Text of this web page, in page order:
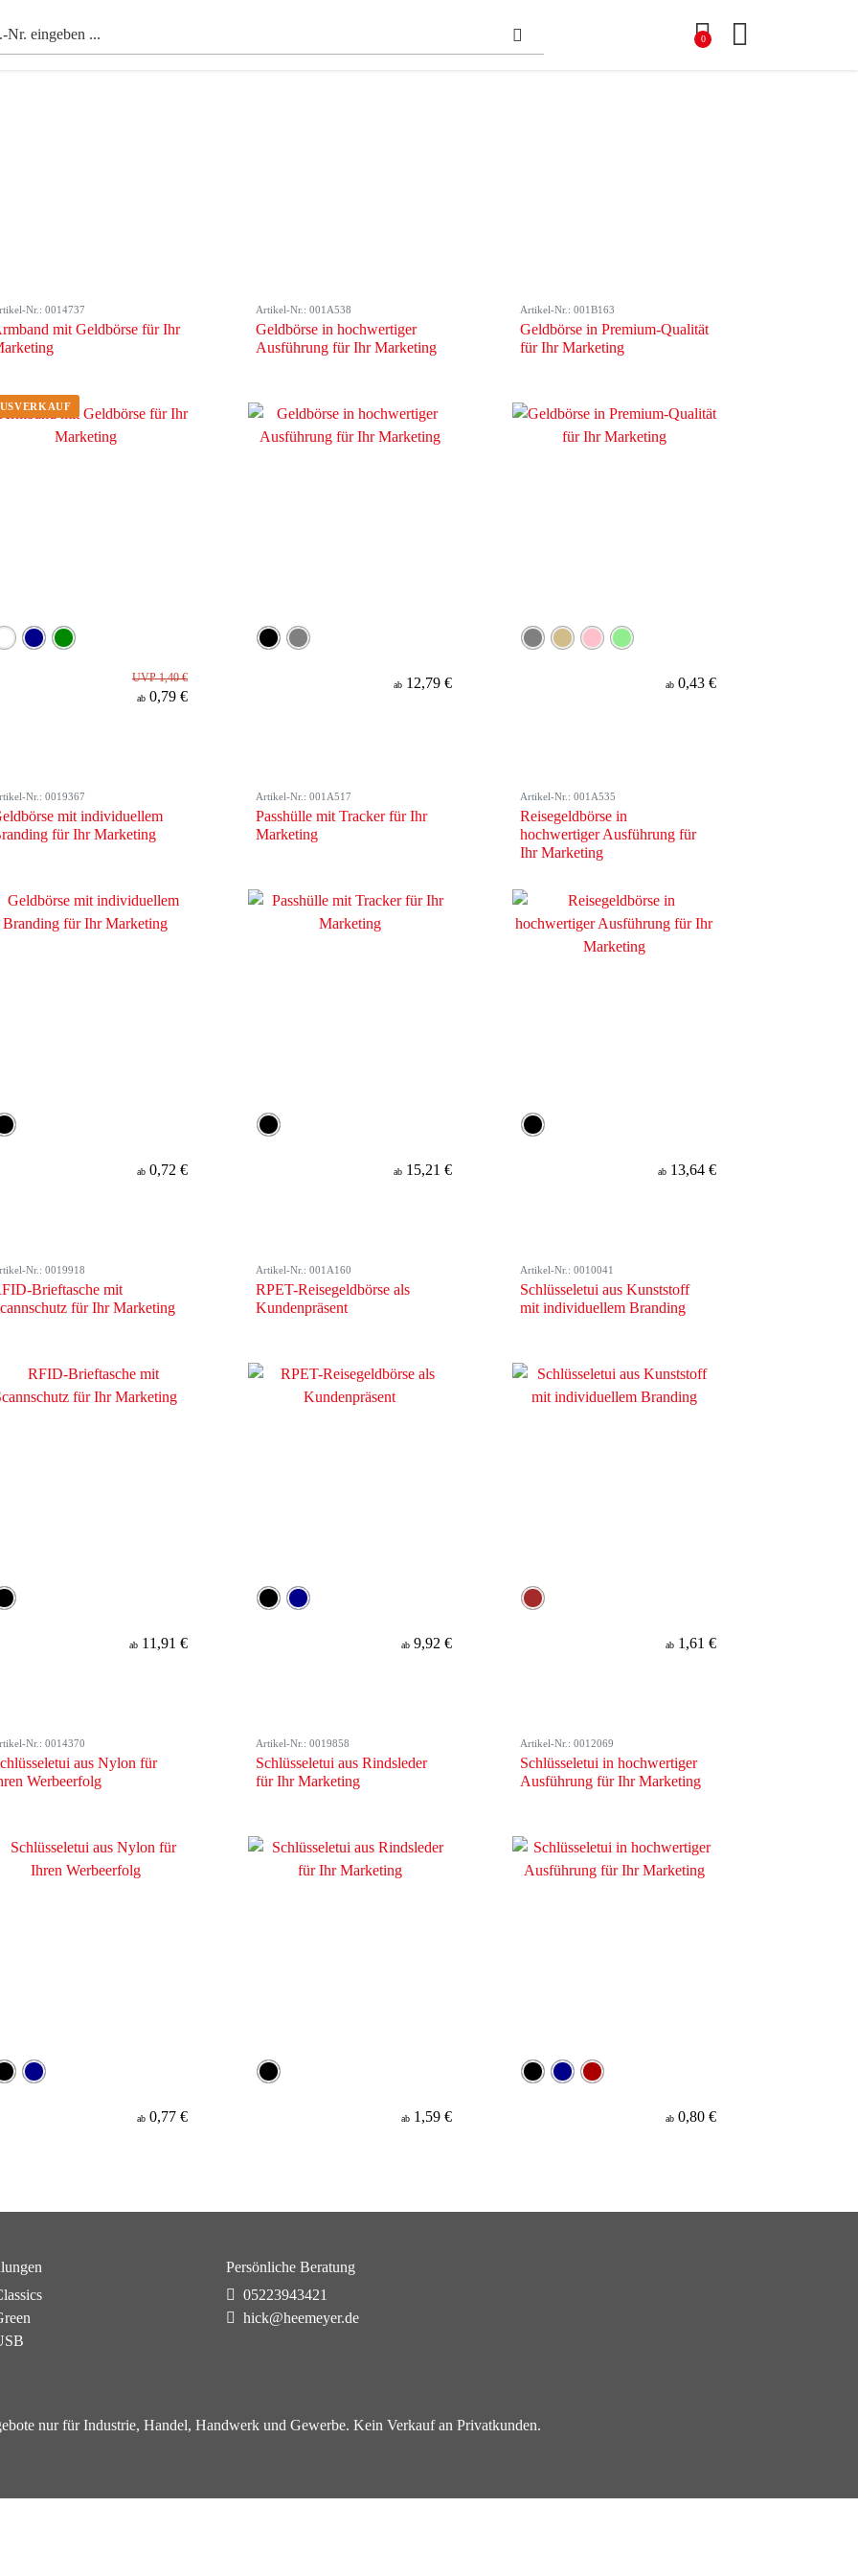
0
Nr.: 0014737
mit Geldbörse für Ihr
UVP 1,40 €
ab 0,79 €
Artikel-Nr.: 001A538
Geldbörse in hochwertiger
Ausführung für Ihr Marketing
ab 12,79 €
Artikel-Nr.: 001B163
Geldbörse in Premium-Qualität
für Ihr Marketing
ab 0,43 €
Nr.: 0019367
mit individuellem
für Ihr Marketing
ab 0,72 €
Artikel-Nr.: 001A517
Passhülle mit Tracker für Ihr
Marketing
ab 15,21 €
Artikel-Nr.: 001A535
Reisegeldbörse in
hochwertiger Ausführung für
Ihr Marketing
ab 13,64 €
Nr.: 0019918
Brieftasche mit
für Ihr Marketing
ab 11,91 €
Artikel-Nr.: 001A160
RPET-Reisegeldbörse als
Kundenpräsent
ab 9,92 €
Artikel-Nr.: 0010041
Schlüsseletui aus Kunststoff
mit individuellem Branding
ab 1,61 €
Nr.: 0014370
aus Nylon für
Werbeerfolg
ab 0,77 €
Artikel-Nr.: 0019858
Schlüsseletui aus Rindsleder
für Ihr Marketing
ab 1,59 €
Artikel-Nr.: 0012069
Schlüsseletui in hochwertiger
Ausführung für Ihr Marketing
ab 0,80 €
Persönliche Beratung
05223943421
hick@heemeyer.de
nur für Industrie, Handel, Handwerk und Gewerbe. Kein Verkauf an Privatkunden.